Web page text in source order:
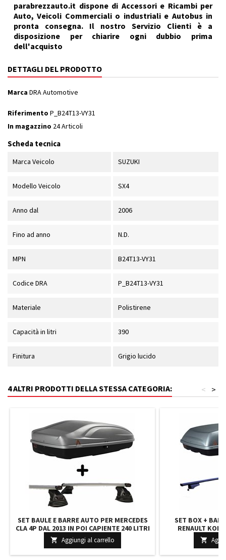
parabrezzauto.it dispone di Accessori e Ricambi per
Auto, Veicoli Commerciali o industriali e Autobus in
pronta consegna. Il nostro Servizio Clienti è a
disposizione per chiarire ogni dubbio prima
dell'acquisto
DETTAGLI DEL PRODOTTO
Marca DRA Automotive
Riferimento P_B24T13-VY31
In magazzino 24 Articoli
Scheda tecnica
Marca Veicolo SUZUKI
Modello Veicolo SX4
Anno dal 2006
Fino ad anno N.D.
MPN B24T13-VY31
Codice DRA P_B24T13-VY31
Materiale Polistirene
Capacità in litri 390
Finitura Grigio lucido
4 ALTRI PRODOTTI DELLA STESSA CATEGORIA: >
<
SET BAULE E BARRE AUTO PER MERCEDES
CLA 4P DAL 2013 IN POI CAPIENTE 240 LITRI
GRIGIO CON SERRATURA BARRE 127 CM
C/KIT ATTACCHI
 Aggiungi al carrello
SET BOX +
RENAULT
CAPIENTE 390
BARRE 127
